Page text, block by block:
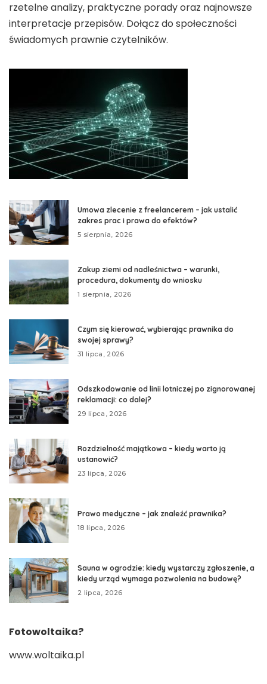
rzetelne analizy, praktyczne porady oraz najnowsze
interpretacje przepisów. Dołącz do społeczności
świadomych prawnie czytelników.
Umowa zlecenie z freelancerem – jak ustalić
zakres prac i prawa do efektów?
5 sierpnia, 2026
Zakup ziemi od nadleśnictwa – warunki,
procedura, dokumenty do wniosku
1 sierpnia, 2026
Czym się kierować, wybierając prawnika do
swojej sprawy?
31 lipca, 2026
Odszkodowanie od linii lotniczej po zignorowanej
reklamacji: co dalej?
29 lipca, 2026
Rozdzielność majątkowa – kiedy warto ją
ustanowić?
23 lipca, 2026
Prawo medyczne – jak znaleźć prawnika?
18 lipca, 2026
Sauna w ogrodzie: kiedy wystarczy zgłoszenie, a
kiedy urząd wymaga pozwolenia na budowę?
2 lipca, 2026
Fotowoltaika?
www.woltaika.pl